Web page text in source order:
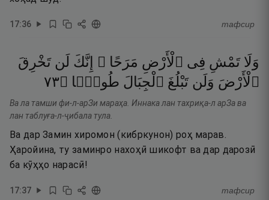
17:36 тафсир
وَلَا تَمْشِ فِى ٱلْأَرْضِ مَرَحًا ۖ إِنَّكَ لَن تَخْرِقَ
ٱلْأَرْضَ وَلَن تَبْلُغَ ٱلْجِبَالَ طُولًۭا ۝٣٧
Ва ла тамши фи-л-арЗи мараҳа. Иннака лан тахриқа-л арЗа ва
лан таблуға-л-ҷибала тула.
Ва дар Замин хиромон (кибркунон) роҳ марав.
Ҳаройина, ту заминро нахоҳӣ шикофт ва дар дарозӣ
ба кӯҳҳо нарасӣ!
17:37 тафсир